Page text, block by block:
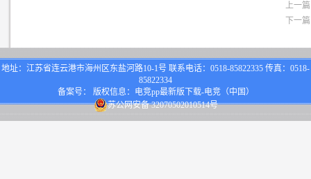
上一
下一
地址：江苏省连云港市海州区东盐河路10-1号 联系电话：0518-85822335 传真：0518-
85822334
备案号： 版权信息：电竞pp最新版下载-电竞（中国）
苏公网安备 32070502010514号